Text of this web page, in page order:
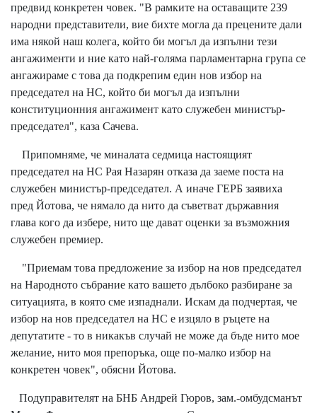
предвид конкретен човек. "В рамките на оставащите 239
народни представители, вие бихте могла да прецените дали
има някой наш колега, който би могъл да изпълни тези
ангажименти и ние като най-голяма парламентарна група се
ангажираме с това да подкрепим един нов избор на
председател на НС, който би могъл да изпълни
конституционния ангажимент като служебен министър-
председател", каза Сачева.
Припомняме, че миналата седмица настоящият
председател на НС Рая Назарян отказа да заеме поста на
служебен министър-председател. А иначе ГЕРБ заявиха
пред Йотова, че нямало да нито да съветват държавния
глава кого да избере, нито ще дават оценки за възможния
служебен премиер.
"Приемам това предложение за избор на нов председател
на Народното събрание като вашето дълбоко разбиране за
ситуацията, в която сме изпаднали. Искам да подчертая, че
избор на нов председател на НС е изцяло в ръцете на
депутатите - то в никакъв случай не може да бъде нито мое
желание, нито моя препоръка, още по-малко избор на
конкретен човек", обясни Йотова.
Подуправителят на БНБ Андрей Гюров, зам.-омбудсманът